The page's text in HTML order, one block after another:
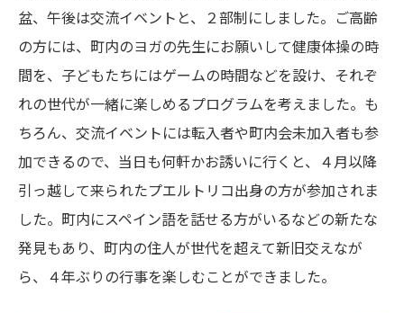
盆、午後は交流イベントと、２部制にしました。ご高齢
の方には、町内のヨガの先生にお願いして健康体操の時
間を、子どもたちにはゲームの時間などを設け、それぞ
れの世代が一緒に楽しめるプログラムを考えました。も
ちろん、交流イベントには転入者や町内会未加入者も参
加できるので、当日も何軒かお誘いに行くと、４月以降
引っ越して来られたプエルトリコ出身の方が参加されま
した。町内にスペイン語を話せる方がいるなどの新たな
発見もあり、町内の住人が世代を超えて新旧交えなが
ら、４年ぶりの行事を楽しむことができました。